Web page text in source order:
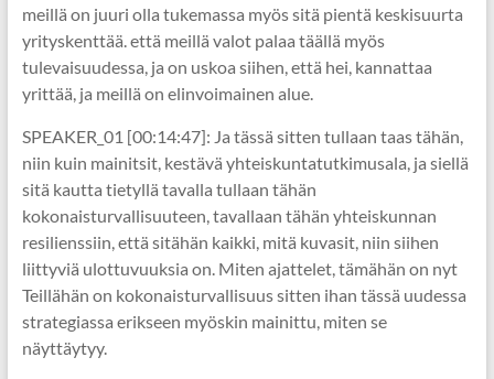
meillä on juuri olla tukemassa myös sitä pientä keskisuurta
yrityskenttää. että meillä valot palaa täällä myös
tulevaisuudessa, ja on uskoa siihen, että hei, kannattaa
yrittää, ja meillä on elinvoimainen alue.
SPEAKER_01 [00:14:47]: Ja tässä sitten tullaan taas tähän,
niin kuin mainitsit, kestävä yhteiskuntatutkimusala, ja siellä
sitä kautta tietyllä tavalla tullaan tähän
kokonaisturvallisuuteen, tavallaan tähän yhteiskunnan
resilienssiin, että sitähän kaikki, mitä kuvasit, niin siihen
liittyviä ulottuvuuksia on. Miten ajattelet, tämähän on nyt
Teillähän on kokonaisturvallisuus sitten ihan tässä uudessa
strategiassa erikseen myöskin mainittu, miten se
näyttäytyy.